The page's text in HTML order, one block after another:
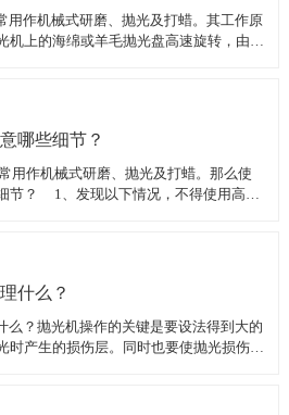
用作机械式研磨、抛光及打蜡。其工作原
机上的海绵或羊毛抛光盘高速旋转，由于
哪些细节？
用作机械式研磨、抛光及打蜡。那么使
节？ 1、发现以下情况，不得使用高速
什么？
么？抛光机操作的关键是要设法得到大的
时产生的损伤层。同时也要使抛光损伤层